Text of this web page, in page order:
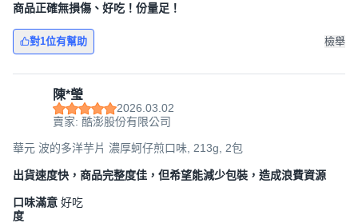
商品正確無損傷、好吃！份量足！
對1位有幫助 檢舉
陳*瑩
2026.03.02
賣家: 酷澎股份有限公司
華元 波的多洋芋片 濃厚蚵仔煎口味, 213g, 2包
出貨速度快，商品完整度佳，但希望能減少包裝，造成浪費資源
口味滿意
度
好吃